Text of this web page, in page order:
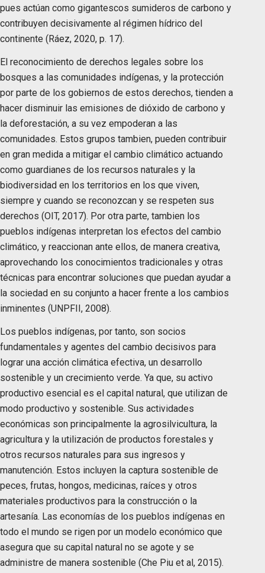
pues actúan como gigantescos sumideros de carbono y
contribuyen decisivamente al régimen hídrico del
continente (Ráez, 2020, p. 17).
El reconocimiento de derechos legales sobre los
bosques a las comunidades indígenas, y la protección
por parte de los gobiernos de estos derechos, tienden a
hacer disminuir las emisiones de dióxido de carbono y
la deforestación, a su vez empoderan a las
comunidades. Estos grupos tambien, pueden contribuir
en gran medida a mitigar el cambio climático actuando
como guardianes de los recursos naturales y la
biodiversidad en los territorios en los que viven,
siempre y cuando se reconozcan y se respeten sus
derechos (OIT, 2017). Por otra parte, tambien los
pueblos indígenas interpretan los efectos del cambio
climático, y reaccionan ante ellos, de manera creativa,
aprovechando los conocimientos tradicionales y otras
técnicas para encontrar soluciones que puedan ayudar a
la sociedad en su conjunto a hacer frente a los cambios
inminentes (UNPFII, 2008).
Los pueblos indígenas, por tanto, son socios
fundamentales y agentes del cambio decisivos para
lograr una acción climática efectiva, un desarrollo
sostenible y un crecimiento verde. Ya que, su activo
productivo esencial es el capital natural, que utilizan de
modo productivo y sostenible. Sus actividades
económicas son principalmente la agrosilvicultura, la
agricultura y la utilización de productos forestales y
otros recursos naturales para sus ingresos y
manutención. Estos incluyen la captura sostenible de
peces, frutas, hongos, medicinas, raíces y otros
materiales productivos para la construcción o la
artesanía. Las economías de los pueblos indígenas en
todo el mundo se rigen por un modelo económico que
asegura que su capital natural no se agote y se
administre de manera sostenible (Che Piu et al, 2015).